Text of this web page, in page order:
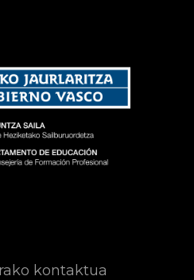
kontaktua